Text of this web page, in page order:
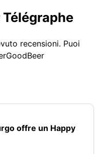
recensioni. Puoi
offre un Happy